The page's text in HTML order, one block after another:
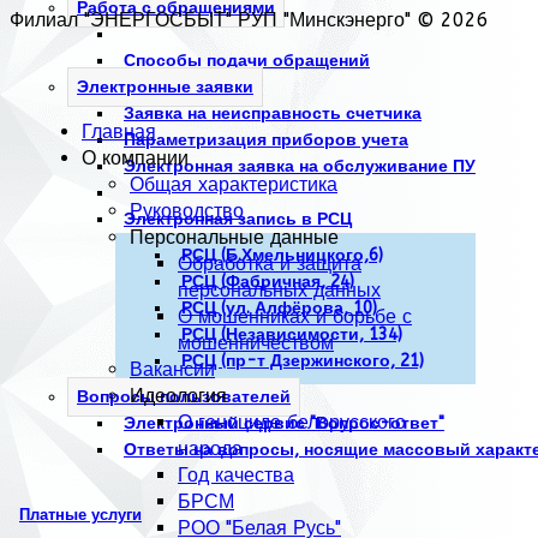
Работа с обращениями
Способы подачи обращений
Электронные заявки
Заявка на неисправность счетчика
Параметризация приборов учета
Электронная заявка на обслуживание ПУ
Электронная запись в РСЦ
РСЦ (Б.Хмельницкого,6)
РСЦ (Фабричная, 24)
РСЦ (ул. Алфёрова, 10)
РСЦ (Независимости, 134)
РСЦ (пр-т Дзержинского, 21)
Вопросы пользователей
Электронный сервис "Вопрос-ответ"
Ответы на вопросы, носящие массовый
Платные услуги
Филиал "ЭНЕРГОСБЫТ" РУП "Минскэнерго" © 2026
Главная
О компании
Общая характеристика
Руководство
Персональные данные
Обработка и защита
персональных данных
О мошенниках и борьбе с
мошенничеством
Вакансии
Идеология
О геноциде белорусского
народа
Год качества
БРСМ
РОО "Белая Русь"